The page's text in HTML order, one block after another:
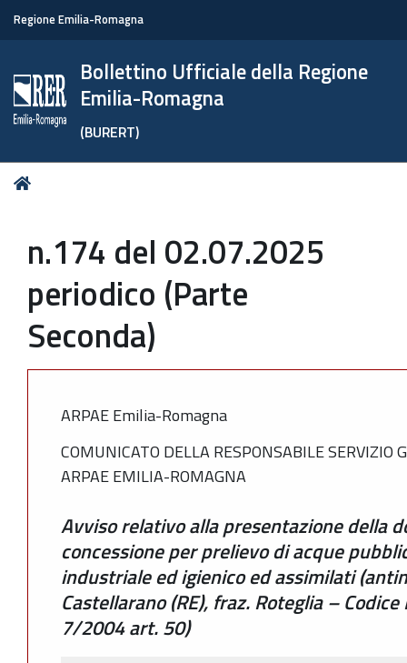
Regione Emilia-Romagna
Bollettino Ufficiale della Regione
Emilia-Romagna
(BURERT)
Tu
n.174 del 02.07.2025
periodico (Parte
Seconda)
ARPAE Emilia-Romagna
COMUNICATO DELLA RESPONSABILE SERVIZIO
ARPAE EMILIA-ROMAGNA
Avviso relativo alla presentazione della
concessione per prelievo di acque
industriale ed igienico ed assimilati
Castellarano (RE), fraz. Roteglia –
7/2004 art. 50)